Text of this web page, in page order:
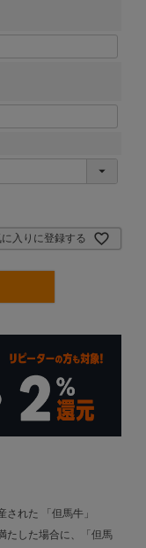
に入りに登録する
れた 「但馬牛」
たした場合に、「但馬